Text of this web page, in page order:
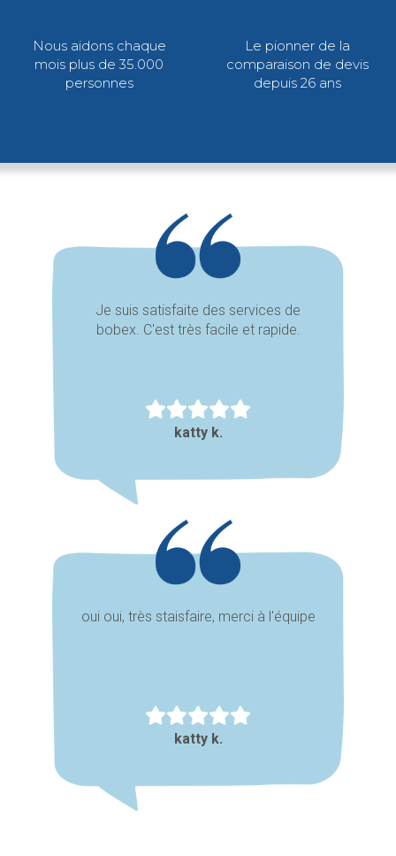
Nous aidons chaque
mois plus de 35.000
personnes
Le pionner de la
comparaison de devis
depuis 26 ans
Je suis satisfaite des services de
bobex. C'est très facile et rapide.
katty k.
oui oui, très staisfaire, merci à l'équipe
katty k.